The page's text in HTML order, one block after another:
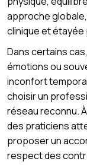
approche
clinique et
Dans certains
émotions ou
inconfort
choisir un
réseau reconnu.
des praticiens
proposer un
respect des